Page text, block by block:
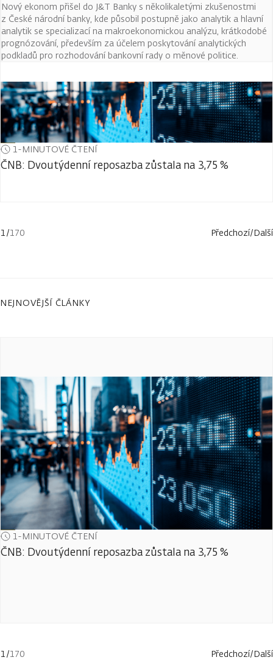
Nový ekonom přišel do J&T Banky s několikaletými zkušenostmi
z České národní banky, kde působil postupně jako analytik a hlavní
analytik se specializací na makroekonomickou analýzu, krátkodobé
prognózování, především za účelem poskytování analytických
podkladů pro rozhodování bankovní rady o měnové politice.
1-MINUTOVÉ ČTENÍ
ČNB: Dvoutýdenní reposazba zůstala na 3,75 %
1/170 Předchozí/Další
NEJNOVĚJŠÍ ČLÁNKY
1-MINUTOVÉ ČTENÍ
ČNB: Dvoutýdenní reposazba zůstala na 3,75 %
1/170 Předchozí/Další